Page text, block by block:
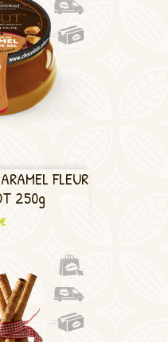
FLEUR
250g